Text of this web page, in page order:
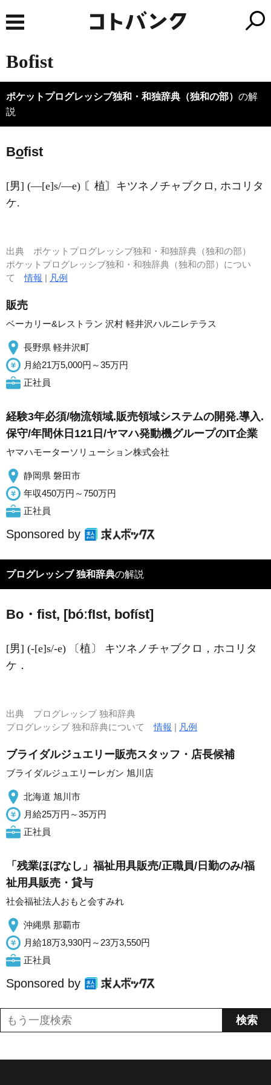
Bofist
ポケットプログレッシブ独和・和独辞典（独和の部） の解
説
Bofist
[男] (―[e]s/―e) 〘植〙キツネノチャブクロ, ホコリタ
ケ.
出典 ポケットプログレッシブ独和・和独辞典（独和の部）
ポケットプログレッシブ独和・和独辞典（独和の部）につい
て情報 | 凡例
販売
ベーカリー&レストラン 沢村 軽井沢ハルニレテラス
長野県 軽井沢町
月給21万5,000円～35万円
正社員
経験3年必須/物流領域.販売領域システムの開発.導入.
保守/年間休日121日/ヤマハ発動機グループのIT企業
ヤマハモーターソリューション株式会社
静岡県 磐田市
年収450万円～750万円
正社員
Sponsored by
プログレッシブ 独和辞典の解説
Bo・fist, [bóːfIst, bofíst]
[男] (-[e]s/-e) 〔植〕 キツネノチャブクロ，ホコリタ
ケ．
出典 プログレッシブ 独和辞典
プログレッシブ 独和辞典について情報 | 凡例
ブライダルジュエリー販売スタッフ・店長候補
ブライダルジュエリーレガン 旭川店
北海道 旭川市
月給25万円～35万円
正社員
「残業ほぼなし」福祉用具販売/正職員/日勤のみ/福
祉用具販売・貸与
社会福祉法人おもと会すみれ
沖縄県 那覇市
月給18万3,930円～23万3,550円
正社員
Sponsored by